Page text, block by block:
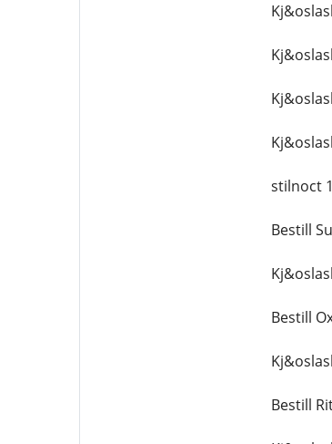
stilnoct
Bestill
Bestill
Bestill